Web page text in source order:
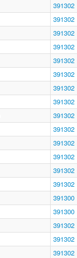
391302
391302
391302
391302
391302
391302
391302
391302
391302
391302
391302
391302
391302
391302
391300
391300
391302
391302
391302